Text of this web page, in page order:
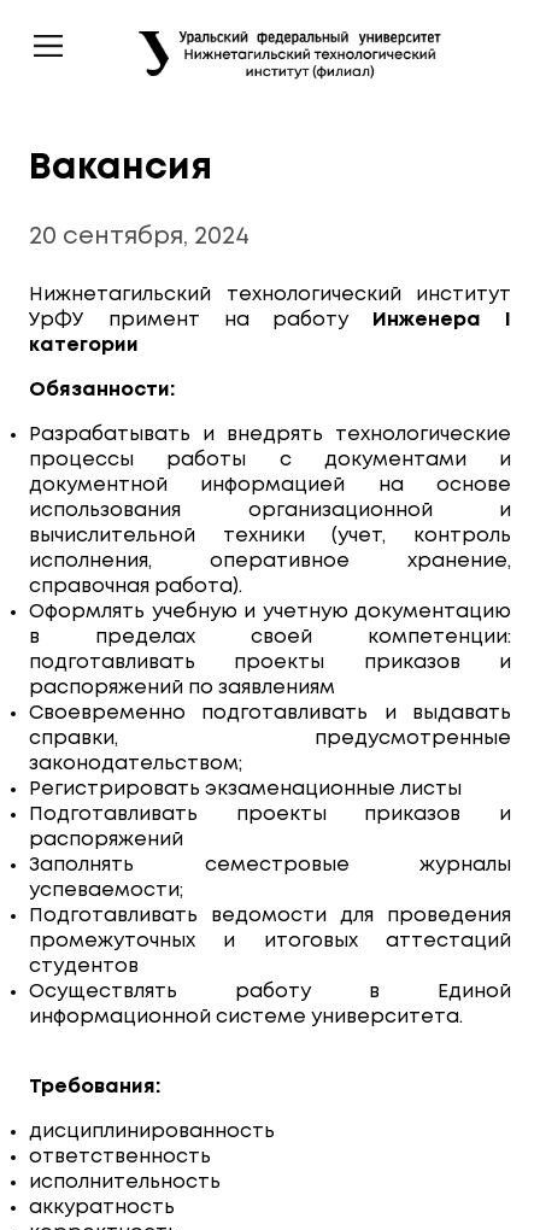
Вакансия
20 сентября, 2024
Нижнетагильский технологический институт
УрФУ примент на работу
Инженера
категории
Обязанности:
Разрабатывать и внедрять технологические
процессы работы с документами и
документной информацией на основе
использования организационной и
вычислительной техники (учет, контроль
исполнения, оперативное хранение,
справочная работа).
Оформлять учебную и учетную документацию
в пределах своей компетенции:
подготавливать проекты приказов и
распоряжений по заявлениям
Своевременно подготавливать и выдавать
справки, предусмотренные
законодательством;
Регистрировать экзаменационные листы
Подготавливать проекты приказов и
распоряжений
Заполнять семестровые журналы
успеваемости;
Подготавливать ведомости для проведения
промежуточных и итоговых аттестаций
студентов
Осуществлять работу в Единой
информационной системе университета.
Требования:
дисциплинированность
ответственность
исполнительность
аккуратность